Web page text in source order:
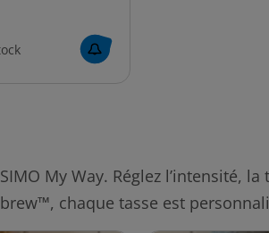
My Way. Réglez l’intensité, la
chaque tasse est